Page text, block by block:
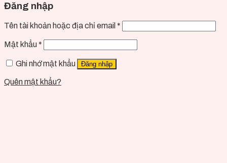
Đăng nhập
Tên tài khoản hoặc địa chỉ email *
Mật khẩu *
Ghi nhớ mật khẩu Đăng nhập
Quên mật khẩu?